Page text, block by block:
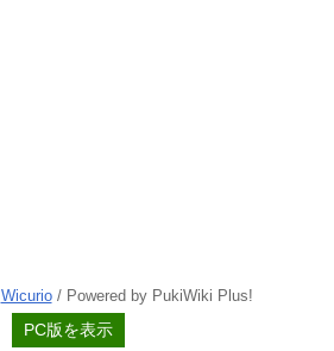
Wicurio/ Powered by PukiWiki Plus!
PC版を表示